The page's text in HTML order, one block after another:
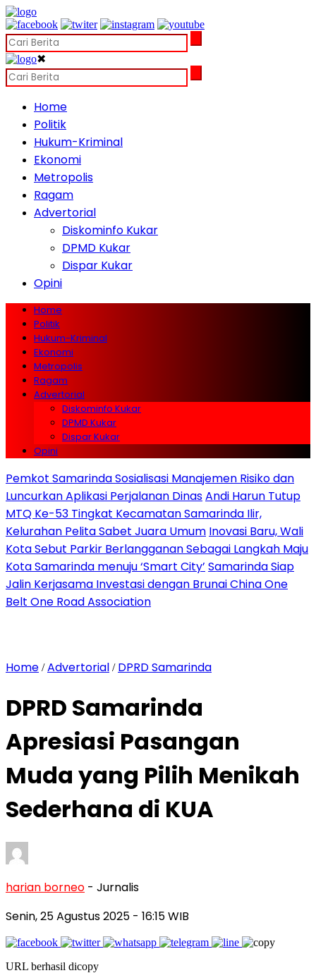
✖
Home
Politik
Hukum-Kriminal
Ekonomi
Metropolis
Ragam
Advertorial
Diskominfo Kukar
DPMD Kukar
Dispar Kukar
Opini
Home
Politik
Hukum-Kriminal
Ekonomi
Metropolis
Ragam
Advertorial
Diskominfo Kukar
DPMD Kukar
Dispar Kukar
Opini
Pemkot Samarinda Sosialisasi Manajemen Risiko dan
Luncurkan Aplikasi Perjalanan DinasAndi Harun Tutup
MTQ Ke-53 Tingkat Kecamatan Samarinda Ilir,
Kelurahan Pelita Sabet Juara Umum Inovasi Baru, Wali
Kota Sebut Parkir Berlangganan Sebagai Langkah Maju
Kota Samarinda menuju ‘Smart City’ Samarinda Siap
Jalin Kerjasama Investasi dengan Brunai China One
Belt One Road Association
Home /Advertorial / DPRD Samarinda
DPRD Samarinda
Apresiasi Pasangan
Muda yang Pilih Menikah
Sederhana di KUA
harian borneo - Jurnalis
Senin, 25 Agustus 2025 - 16:15 WIB
URL berhasil dicopy